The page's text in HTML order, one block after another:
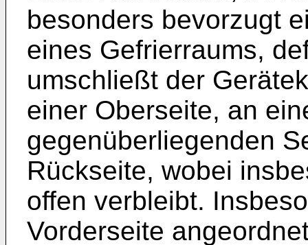
besonders bevorzugt
eines Gefrierraums,
umschließt der
einer Oberseite, an
gegenüberliegenden
Rückseite, wobei
offen verbleibt.
Vorderseite